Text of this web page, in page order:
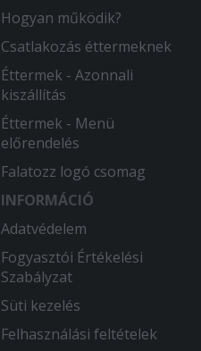
Hogyan működik?
Csatlakozás éttermeknek
Éttermek - Azonnali
kiszállítás
Éttermek - Menü
előrendelés
Falatozz logó csomag
INFORMÁCIÓ
Adatvédelem
Fogyasztói Értékelési
Szabályzat
Süti kezelés
Felhasználási feltételek